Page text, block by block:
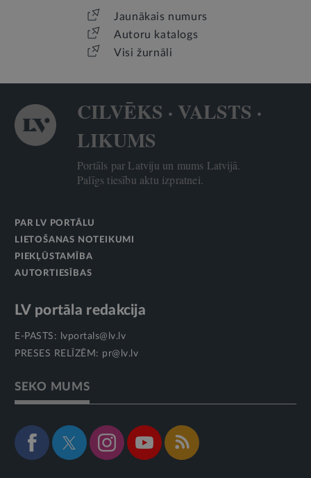
Jaunākais numurs
Autoru katalogs
Visi žurnāli
CILVĒKS · VALSTS ·
LIKUMS
Portāls par Latviju un mums Latvijā.
Palīgs tiesību aktu izpratnei.
PAR LV PORTĀLU
LIETOŠANAS NOTEIKUMI
PIEKĻŪSTAMĪBA
AUTORTIESĪBAS
LV portāla redakcija
E-PASTS:
lvportals@lv.lv
PRESES RELĪZĒM: pr@lv.lv
SEKO MUMS